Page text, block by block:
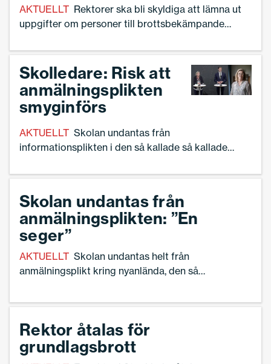
AKTUELLT Rektorer ska bli skyldiga att lämna ut
uppgifter om personer till brottsbekämpande
förfrågan, enligt ett nytt lagförslag. – Jag är både
arg och besviken. Regeringens förslag om
informationsdelning betyder i praktiken att
rektorer får ett krav på sig att ange elever, säger
Ann-Charlotte Gavelin Rydman,
Skolledare: Risk att
anmälningsplikten
smyginförs
AKTUELLT Skolan undantas från
informationsplikten i den så kallade så kallade
den slutliga propositionen innan det känns helt bra,
Sveriges Skolledare.
Skolan undantas från
anmälningsplikten: ”En
seger”
AKTUELLT Skolan undantas helt från
anmälningsplikt kring nyanlända, den så
utredaren Anita Linder överlämnade
stärkt återvändandeverksamhets till
migrationsminister Johan Forsell på
tisdagen.
Rektor åtalas för
grundlagsbrott